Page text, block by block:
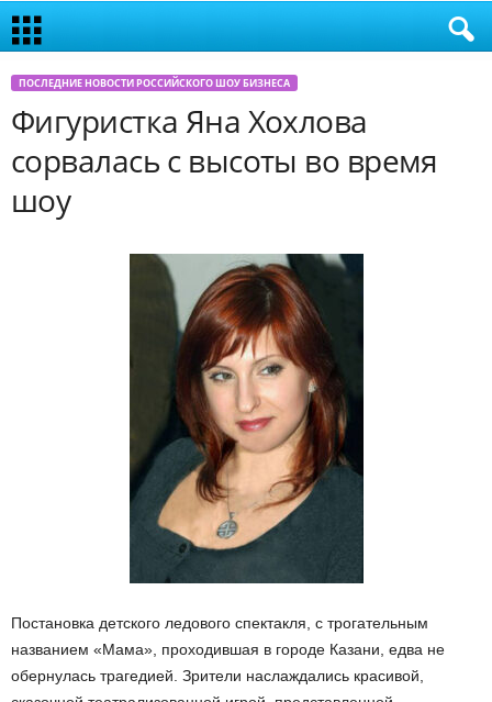
ПОСЛЕДНИЕ НОВОСТИ РОССИЙСКОГО ШОУ БИЗНЕСА
Фигуристка Яна Хохлова
сорвалась с высоты во время
шоу
Постановка детского ледового спектакля, с трогательным
названием «Мама», проходившая в городе Казани, едва не
обернулась трагедией. Зрители наслаждались красивой,